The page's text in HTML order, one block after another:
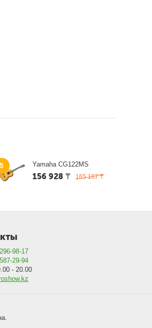
5 Yamaha CG122MS
165 187 ₸
156 928 ₸
98-17
29-94
- 20.00